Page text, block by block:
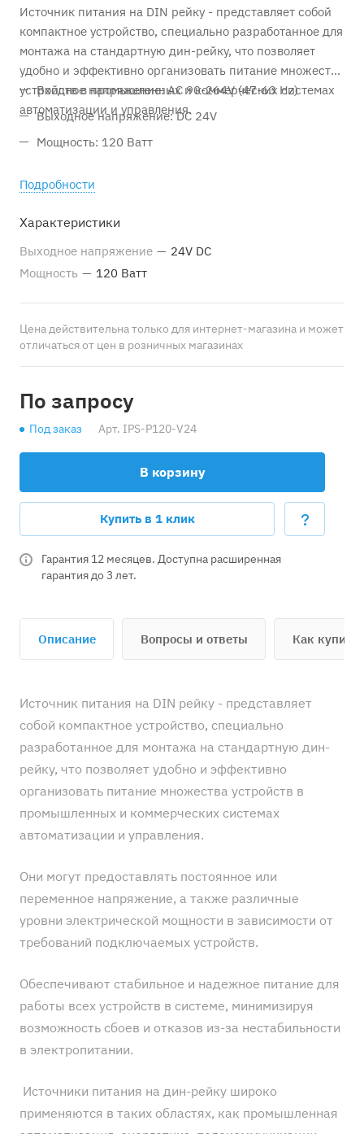
Источник питания на DIN рейку - представляет собой
компактное устройство, специально разработанное для
монтажа на стандартную дин-рейку, что позволяет
удобно и эффективно организовать питание множества
устройств в промышленных и коммерческих системах
автоматизации и управления.
Входное напряжение: AC 90-264V (47-63 Hz)
Выходное напряжение: DC 24V
Мощность: 120 Ватт
Подробности
Характеристики
Выходное напряжение — 24V DC
Мощность — 120 Ватт
Цена действительна только для интернет-магазина и может
отличаться от цен в розничных магазинах
По запросу
Под заказ Арт. IPS-P120-V24
В корзину
Купить в 1 клик
Гарантия 12 месяцев. Доступна расширенная
гарантия до 3 лет.
Описание Вопросы и ответы Как купить
Источник питания на DIN рейку - представляет
собой компактное устройство, специально
разработанное для монтажа на стандартную дин-
рейку, что позволяет удобно и эффективно
организовать питание множества устройств в
промышленных и коммерческих системах
автоматизации и управления.
Они могут предоставлять постоянное или
переменное напряжение, а также различные
уровни электрической мощности в зависимости от
требований подключаемых устройств.
Обеспечивают стабильное и надежное питание для
работы всех устройств в системе, минимизируя
возможность сбоев и отказов из-за нестабильности
в электропитании.
Источники питания на дин-рейку широко
применяются в таких областях, как промышленная